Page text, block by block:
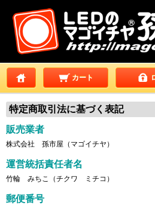
カート
特定商取引法に基づく表記
販売業者
株式会社 孫市屋（マゴイチヤ）
運営統括責任者名
竹輪 みちこ（チクワ ミチコ）
郵便番号